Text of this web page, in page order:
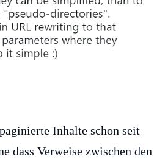
Inhalte schon seit
dass Verweise zwischen den